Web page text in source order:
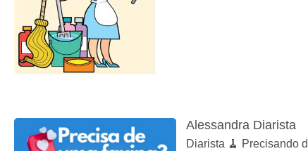
Alessandra Diarista
Diarista 🧹 Precisando